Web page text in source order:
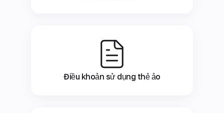
Điều khoản sử dụng thẻ ảo